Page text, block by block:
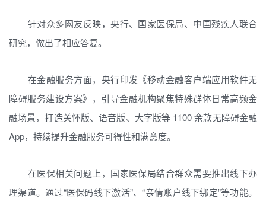
针对众多网友反映，央行、国家医保局、中国残疾人联合
研究，做出了相应答复。
在金融服务方面，央行印发《移动金融客户端应用软件无
障碍服务建设方案》，引导金融机构聚焦特殊群体日常高频金
融场景，打造关怀版、语音版、大字版等 1100 余款无障碍金融
App，持续提升金融服务可得性和满意度。
在医保相关问题上，国家医保局结合群众需要推出线下办
理渠道。通过“医保码线下激活”、“亲情账户线下绑定”等功能。